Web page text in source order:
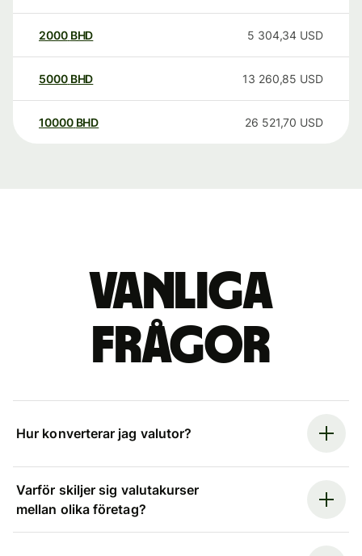
2000 BHD 5 304,34 USD
5000 BHD 13 260,85 USD
10000 BHD 26 521,70 USD
Vanliga
frågor
Hur konverterar jag valutor?
Varför skiljer sig valutakurser
mellan olika företag?